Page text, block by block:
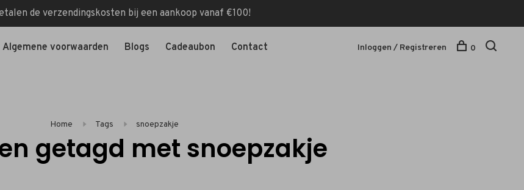
de verzendingskosten bij een aankoop vanaf €100!
Algemene voorwaarden Blogs Cadeaubon Contact Inloggen / Registreren 0
Home Tags snoepzakje
getagd met snoepzakje